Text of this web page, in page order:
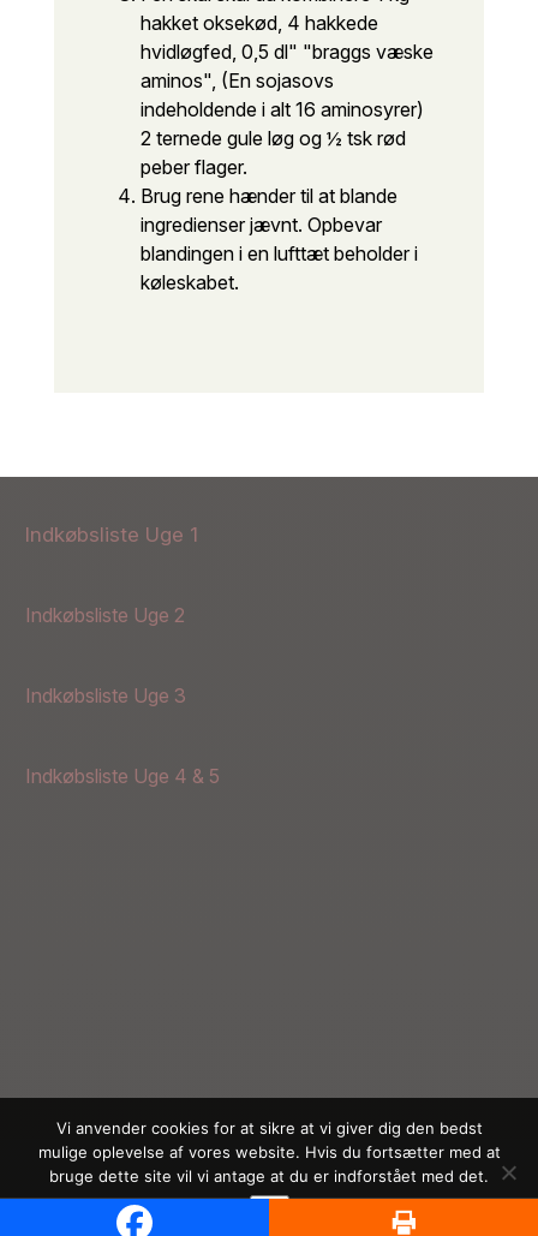
hakket oksekød, 4 hakkede
hvidløgfed, 0,5 dl" "braggs væske
aminos", (En sojasovs
indeholdende i alt 16 aminosyrer)
2 ternede gule løg og ½ tsk rød
peber flager.
Brug rene hænder til at blande
ingredienser jævnt. Opbevar
blandingen i en lufttæt beholder i
køleskabet.
Indkøbsliste Uge 1
Indkøbsliste Uge 2
Indkøbsliste Uge 3
Indkøbsliste Uge 4 & 5
Vi anvender cookies for at sikre at vi giver dig den bedst
mulige oplevelse af vores website. Hvis du fortsætter med at
bruge dette site vil vi antage at du er indforstået med det.